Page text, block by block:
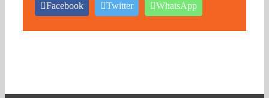
Facebook Twitter WhatsApp